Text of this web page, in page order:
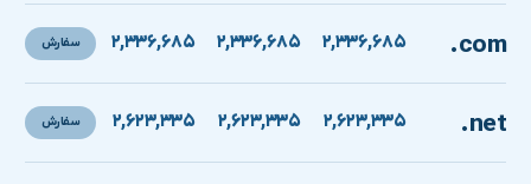
.com ۲,۳۳۶,۶۸۵ ۲,۳۳۶,۶۸۵ ۲,۳۳۶,۶۸۵ سفارش
.net ۲,۶۲۳,۳۳۵ ۲,۶۲۳,۳۳۵ ۲,۶۲۳,۳۳۵ سفارش